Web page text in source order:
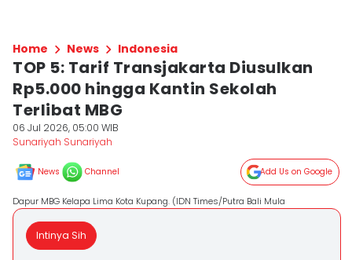
Home News Indonesia
TOP 5: Tarif Transjakarta Diusulkan
Rp5.000 hingga Kantin Sekolah
Terlibat MBG
06 Jul 2026, 05:00 WIB
Sunariyah Sunariyah
News Channel Add Us on Google
Dapur MBG Kelapa Lima Kota Kupang. (IDN Times/Putra Bali Mula
Intinya Sih